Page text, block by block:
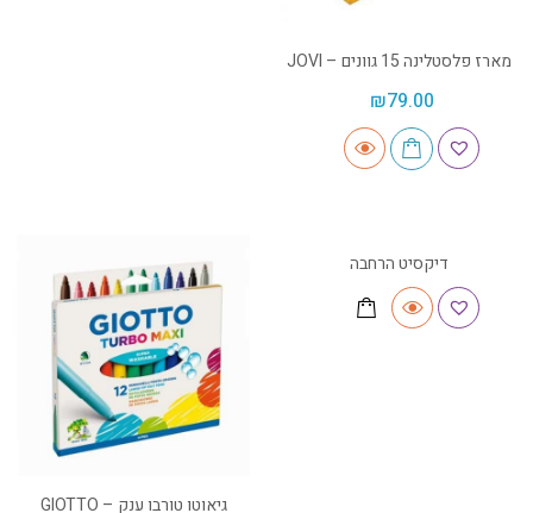
מארז פלסטלינה 15 גוונים – JOVI
₪79.00
דיקסיט הרחבה
גיאוטו טורבו ענק – GIOTTO